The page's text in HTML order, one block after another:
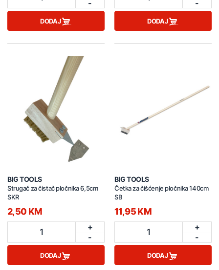
-
DODAJ
-
DODAJ
BIG TOOLS
Strugač za čistač pločnika 6,5cm
SKR
2,50 KM
1
+
-
DODAJ
BIG TOOLS
Četka za čišćenje pločnika 140cm
SB
11,95 KM
1
+
-
DODAJ